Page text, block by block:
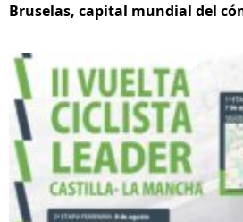
Bruselas, capital mundial del